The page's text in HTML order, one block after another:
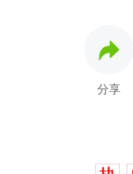
分享